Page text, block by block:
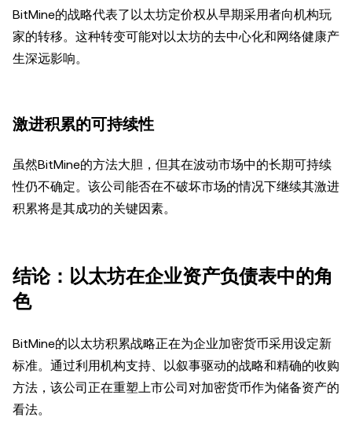
BitMine的战略代表了以太坊定价权从早期采用者向机构玩
家的转移。这种转变可能对以太坊的去中心化和网络健康产
生深远影响。
激进积累的可持续性
虽然BitMine的方法大胆，但其在波动市场中的长期可持续
性仍不确定。该公司能否在不破坏市场的情况下继续其激进
积累将是其成功的关键因素。
结论：以太坊在企业资产负债表中的角
色
BitMine的以太坊积累战略正在为企业加密货币采用设定新
标准。通过利用机构支持、以叙事驱动的战略和精确的收购
方法，该公司正在重塑上市公司对加密货币作为储备资产的
看法。